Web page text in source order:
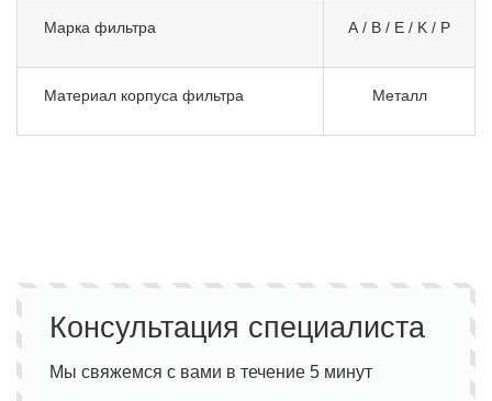
Марка фильтра A / B / E / K / P
Материал корпуса фильтра Металл
Консультация специалиста
Мы свяжемся с вами в течение 5 минут